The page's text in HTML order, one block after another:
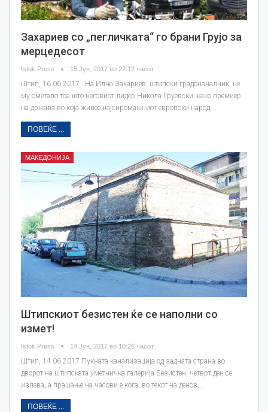
Захариев со „пегличката“ го брани Грујо за
мерцедесот
Istok Press 15 Јун, 2017 во 22:12 часот.
Штип, 16.06.2017 На Илчо Захариев, штипски градоначалник, не
му сметало тоа што неговиот лидер Никола Груевски, како премиер
на држава во која живее најсиромашниот европски народ,…
ПОВЕЌЕ ...
МАКЕДОНИЈА
Штипскиот безистен ќе се наполни со
измет!
Istok Press 14 Јун, 2017 во 10:26 часот.
Штип, 14.06.2017 Пукната канализација од задната страна во
дворот на штипската уметничка галерија Безистен четврт ден се
излева, а прашање на часови е кога, во текот на денов,…
ПОВЕЌЕ ...